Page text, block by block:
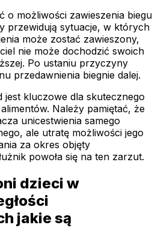
o możliwości zawieszenia biegu
przewidują sytuacje, w których
może zostać zawieszony,
nie może dochodzić swoich
Po ustaniu przyczyny
przedawnienia biegnie dalej.
jest kluczowe dla skutecznego
Należy pamiętać, że
unicestwienia samego
ale utratę możliwości jego
za okres objęty
powoła się na ten zarzut.
dzieci w
jakie są